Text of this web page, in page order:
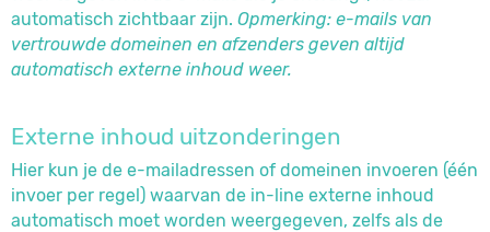
automatisch zichtbaar zijn. Opmerking: e-mails van
vertrouwde domeinen en afzenders geven altijd
automatisch externe inhoud weer.
Externe inhoud uitzonderingen
Hier kun je de e-mailadressen of domeinen invoeren (één
invoer per regel) waarvan de in-line externe inhoud
automatisch moet worden weergegeven, zelfs als de